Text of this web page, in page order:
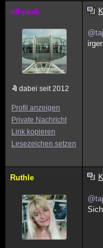
off-peak
dabei seit 2012
Profil anzeigen
Private Nachricht
Link kopieren
Lesezeichen setzen
Ruthle